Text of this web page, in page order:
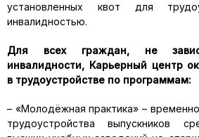
установленных квот для
инвалидностью.
Для всех граждан, не
инвалидности, Карьерный центр
в трудоустройстве по программам:
– «Молодёжная практика» –
трудоустройства выпускников